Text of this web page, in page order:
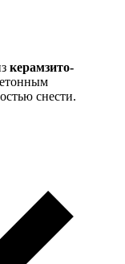
керамзито-
снести.